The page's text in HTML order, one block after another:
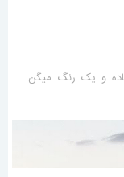
و یک رنگ میگن